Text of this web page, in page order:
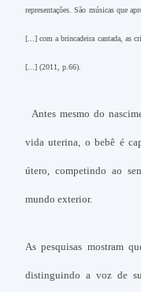
representações. São músicas que
[...] com a brincadeira cantada, as
[...] (2011, p.66).
Antes mesmo do
vida uterina, o bebê é
útero, competindo ao
mundo exterior.
As pesquisas mostram
distinguindo a voz de